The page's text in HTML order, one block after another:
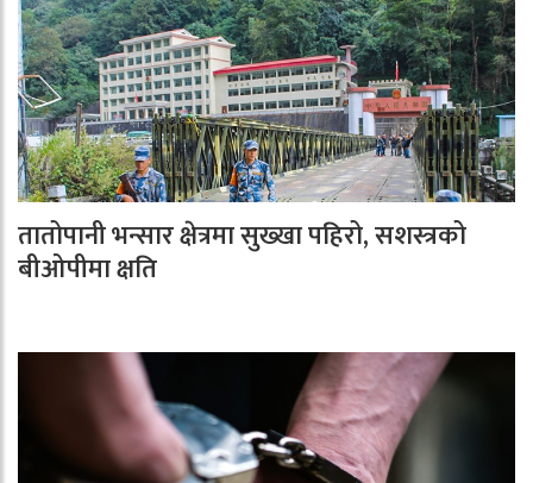
तातोपानी भन्सार क्षेत्रमा सुख्खा पहिरो, सशस्त्रको
बीओपीमा क्षति